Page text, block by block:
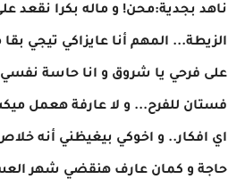
ناهد بجدية:محن! و ماله بكرا نقعد
الزيطة... المهم أنا عايزاكي تيجي
على فرحي يا شروق و انا حاسة نفسي
فستان للفرح... و لا عارفة هعمل
اي افكار.. و اخوكي بيغيظني أنه
حاجة و كمان عارف هنقضي شهر